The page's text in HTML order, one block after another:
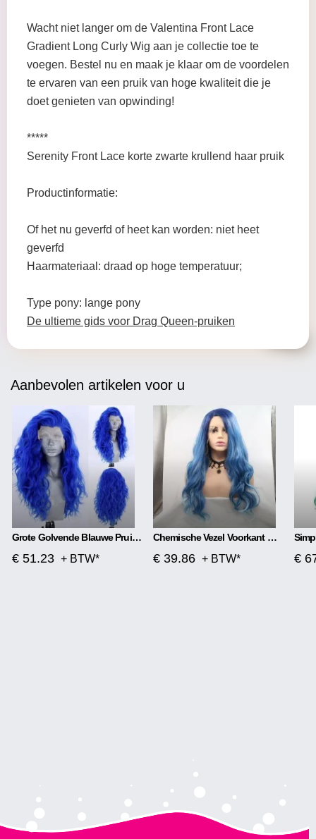
Wacht niet langer om de Valentina Front Lace
Gradient Long Curly Wig aan je collectie toe te
voegen. Bestel nu en maak je klaar om de voordelen
te ervaren van een pruik van hoge kwaliteit die je
doet genieten van opwinding!
*****
Serenity Front Lace korte zwarte krullend haar pruik
Productinformatie:
Of het nu geverfd of heet kan worden: niet heet
geverfd
Haarmateriaal: draad op hoge temperatuur;
Type pony: lange pony
De ultieme gids voor Drag Queen-pruiken
Aanbevolen artikelen voor u
Grote Golvende Blauwe Pruik Met Front Lace
€ 51.23 + BTW*
Chemische Vezel Voorkant Met Middenscheiding, Mat Lang Krullend Haar
€ 39.86 + BTW* €